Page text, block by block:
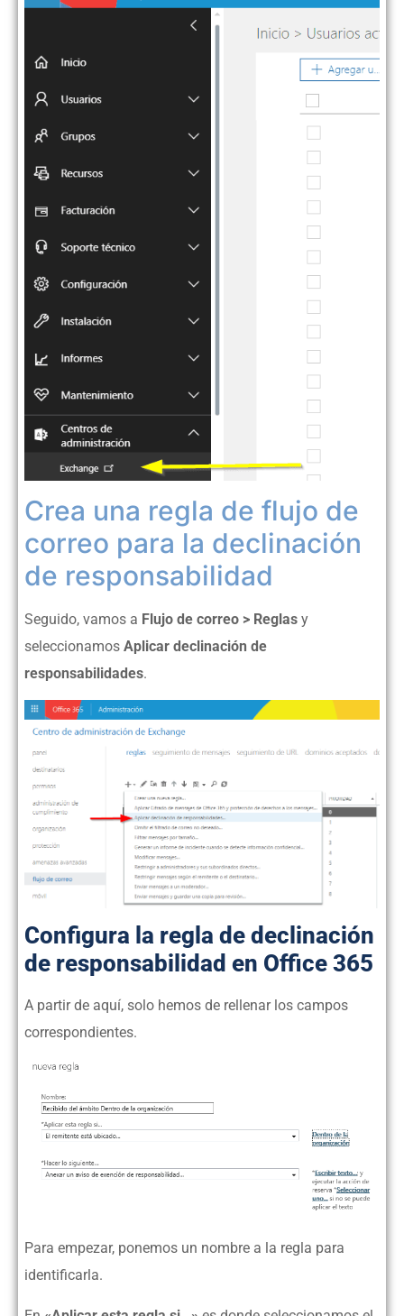
Crea una regla de flujo de
correo para la declinación
de responsabilidad
Seguido, vamos a Flujo de correo > Reglas y
seleccionamos Aplicar declinación de
responsabilidades.
Configura la regla de declinación
de responsabilidad en Office 365
A partir de aquí, solo hemos de rellenar los campos
correspondientes.
Para empezar, ponemos un nombre a la regla para
identificarla.